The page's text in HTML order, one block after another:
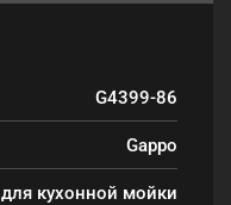
G4399-86
Gappo
для кухонной мойки